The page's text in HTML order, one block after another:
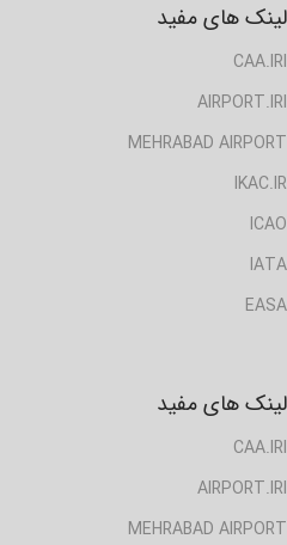
لینک های مفید
CAA.IRI
AIRPORT.IRI
MEHRABAD AIRPORT
IKAC.IR
ICAO
IATA
EASA
لینک های مفید
CAA.IRI
AIRPORT.IRI
MEHRABAD AIRPORT